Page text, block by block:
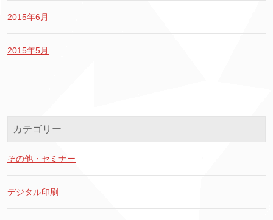
2015年6月
2015年5月
カテゴリー
その他・セミナー
デジタル印刷